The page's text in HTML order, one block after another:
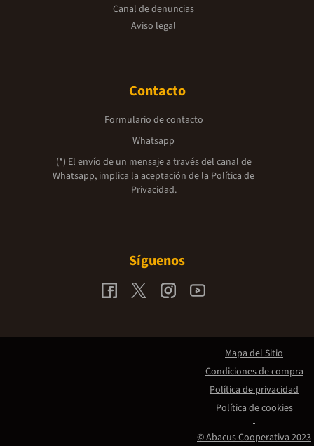
Canal de denuncias
Aviso legal
Contacto
Formulario de contacto
Whatsapp
(*) El envío de un mensaje a través del canal de
Whatsapp, implica la aceptación de la Política de
Privacidad.
Síguenos
© Abacus Cooperativa 2023
Mapa del Sitio
Condiciones de compra
Política de privacidad
Política de cookies